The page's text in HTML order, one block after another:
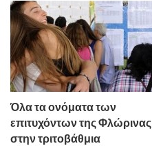
Όλα τα ονόματα των
επιτυχόντων της Φλώρινας
στην τριτοβάθμια